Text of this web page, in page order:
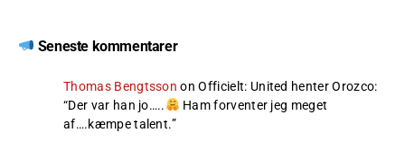
Seneste kommentarer
Thomas Bengtsson onOfficielt: United henter Orozco:
“Der var han jo…..
Ham forventer jeg meget
af….kæmpe talent.”